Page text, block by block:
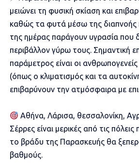
μειώνει τη φυσική σκίαση και
καθώς τα φυτά μέσω της διαπνοής
της ημέρας παράγουν υγρασία που
περιβάλλον γύρω τους. Σημαντική
παράμετρος είναι οι
(όπως ο κλιματισμός και τα
επιβαρύνουν την ατμόσφαιρα με
Αθήνα, Λάρισα, θεσσαλονίκη,
Σέρρες είναι μερικές από τις
το βράδυ της Παρασκευής θα
βαθμούς.